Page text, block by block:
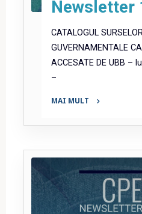
Newsletter
CATALOGUL
GUVERNAMENTALE
ACCESATE DE UBB –
–
MAI MULT
12/2021"